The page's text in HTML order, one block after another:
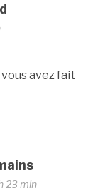
avez fait
23 min